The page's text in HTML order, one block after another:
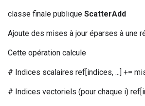
classe finale publique ScatterAdd
Ajoute des mises à jour éparses à une
Cette opération calcule
# Indices scalaires ref[indices, ...] +=
# Indices vectoriels (pour chaque i)